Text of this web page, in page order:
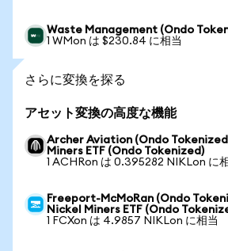
Waste Management (Ondo
1 WMon は $230.84 に相当
さらに変換を探る
アセット変換の高度な機能
Archer Aviation (Ondo
Miners ETF (Ondo Tokenized)
1 ACHRon は 0.395282 NIKLon に
Freeport-McMoRan (Ondo
Nickel Miners ETF (Ondo
1 FCXon は 4.9857 NIKLon に相当